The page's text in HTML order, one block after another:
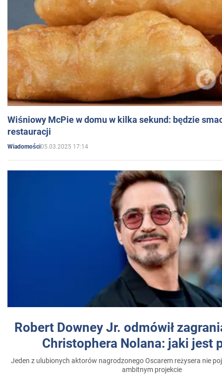
Wiśniowy McPie w domu w kilka sekund: będzie
restauracji
Wiadomości05.03.2025 17:14
Robert Downey Jr. odmówił
Christophera Nolana: jaki jest
Jeden z ulubionych aktorów nagrodzonego Oscarem reżysera nie
ambitnym projekcie